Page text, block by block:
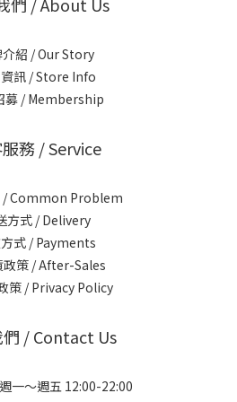
紹 / Our Story
訊 / Store Info
募 / Membership
務 / Service
/ Common Problem
方式 / Delivery
式 / Payments
政策 / After-Sales
策 / Privacy Policy
/ Contact Us
一～週五 12:00-22:00